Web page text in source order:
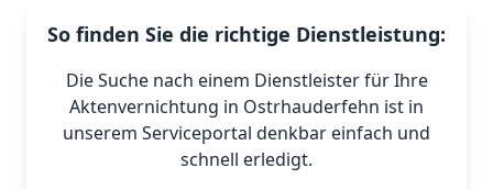
So finden Sie die richtige Dienstleistung:
Die Suche nach einem Dienstleister für Ihre
Aktenvernichtung in Ostrhauderfehn ist in
unserem Serviceportal denkbar einfach und
schnell erledigt.